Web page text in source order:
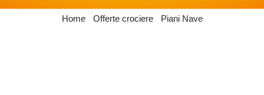
Home Offerte crociere Piani Nave